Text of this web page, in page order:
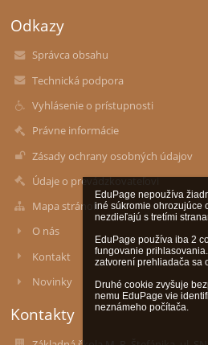
EduPage nepoužíva
iné súkromie ohrozujúce
nezdieľajú s tretími
EduPage používa iba 2
fungovanie
zatvorení prehliadača sa
Druhé cookie zvyšuje
nemu EduPage vie
neznámeho počítača.
Odkazy
Správca obsahu
Technická podpora
Vyhlásenie o prístupnosti
Právne informácie
Zásady ochrany osobných údajov
Údaje o prevádzkovateľovi
Mapa stránok
O nás
Kontakt
Novinky
Kontakty